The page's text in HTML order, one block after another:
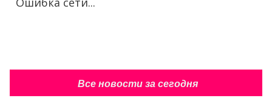
Все новости за сегодня